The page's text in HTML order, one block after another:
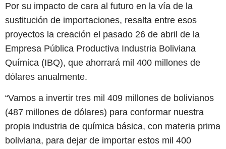
Por su impacto de cara al futuro en la vía de la
sustitución de importaciones, resalta entre esos
proyectos la creación el pasado 26 de abril de la
Empresa Pública Productiva Industria Boliviana
Química (IBQ), que ahorrará mil 400 millones de
dólares anualmente.
“Vamos a invertir tres mil 409 millones de bolivianos
(487 millones de dólares) para conformar nuestra
propia industria de química básica, con materia prima
boliviana, para dejar de importar estos mil 400